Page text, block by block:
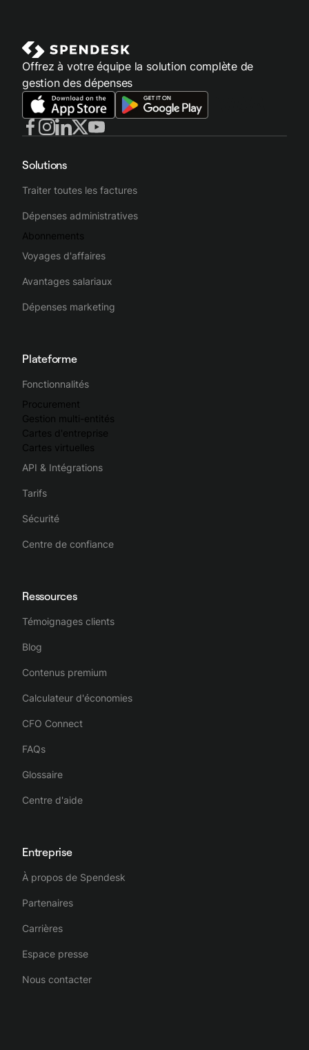
Offrez à votre équipe la solution complète de
gestion des dépenses
Solutions
Traiter toutes les factures
Dépenses administratives
Abonnements
Voyages d'affaires
Avantages salariaux
Dépenses marketing
Plateforme
Fonctionnalités
Procurement
Gestion multi-entités
Cartes d'entreprise
Cartes virtuelles
API & Intégrations
Tarifs
Sécurité
Centre de confiance
Ressources
Témoignages clients
Blog
Contenus premium
Calculateur d'économies
CFO Connect
FAQs
Glossaire
Centre d'aide
Entreprise
À propos de Spendesk
Partenaires
Carrières
Espace presse
Nous contacter